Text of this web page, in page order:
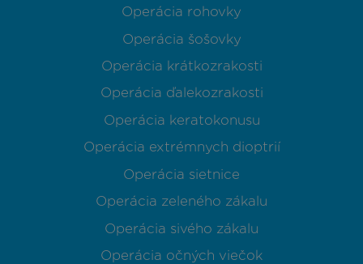
Operácia rohovky
Operácia šošovky
Operácia krátkozrakosti
Operácia ďalekozrakosti
Operácia keratokonusu
Operácia extrémnych dioptrií
Operácia sietnice
Operácia zeleného zákalu
Operácia sivého zákalu
Operácia očných viečok